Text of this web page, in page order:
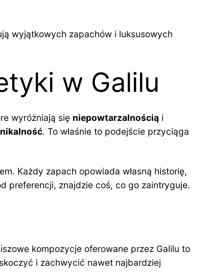
wyjątkowych zapachów i luksusowych
w Galilu
wyróżniają się niepowtarzalnością i
. To właśnie to podejście przyciąga
Każdy zapach opowiada własną historię,
preferencji, znajdzie coś, co go zaintryguje.
kompozycje oferowane przez Galilu to
i zachwycić nawet najbardziej